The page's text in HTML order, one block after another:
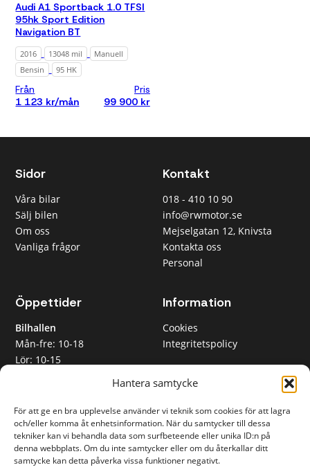
Hantera samtycke
För att ge en bra upplevelse använder vi teknik som cookies för att lagra
och/eller komma åt enhetsinformation. När du samtycker till dessa
tekniker kan vi behandla data som surfbeteende eller unika ID:n på
denna webbplats. Om du inte samtycker eller om du återkallar ditt
samtycke kan detta påverka vissa funktioner negativt.
Månadskostnad
kr/mån
Max 5 000
kr/mån
Audi A1 Sportback 1.0 TFSI
95hk Sport Edition
Navigation BT
2016 13048 mil
Manuell
Bensin
95 HK
Från
1 123 kr/mån
Pris
99 900 kr
Sidor
Våra bilar
Sälj bilen
Om oss
Vanliga frågor
Kontakt
018 - 410 10 90
info@rwmotor.se
Mejselgatan 12, Knivsta
Kontakta oss
Personal
Öppettider
Bilhallen
Mån-fre: 10-18
Lör: 10-15
Mån-fre: 08-17
Lunchstängt: 12-13
Information
Cookies
Integritetspolicy
RW Motor AB
Org nr 559365-2612